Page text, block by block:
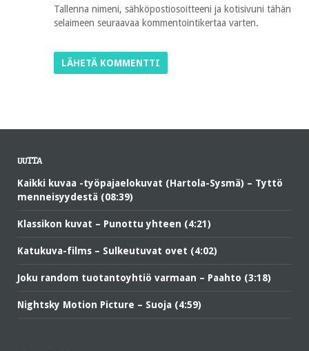
Tallenna nimeni, sähköpostiosoitteeni ja kotisivuni tähän
selaimeen seuraavaa kommentointikertaa varten.
UUTTA
Kaikki kuvaa -työpajaelokuvat (Hartola-Sysmä) – Tyttö
menneisyydestä (08:39)
Klassikon kuvat – Punottu yhteen (4:21)
Katukuva-films – Sulkeutuvat ovet (4:02)
Joku random tuotantoyhtiö varmaan – Paahto (3:18)
Nightsky Motion Picture – Suoja (4:59)